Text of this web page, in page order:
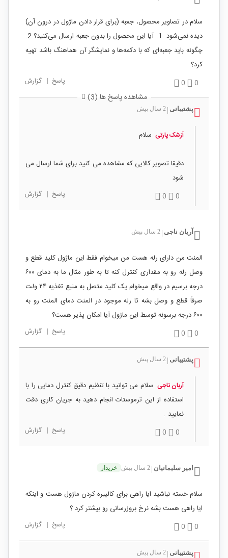
سلام در تصاویر محصول، جعبه (برای قرار دادن ماژول در درون آن)
دیده نمی‌شود. 1. آیا این محصول را بدون جعبه ارسال می‌کنید؟ 2.
چگونه باید جعبه‌ای که با دکمه‌ها و نمایشگر آن هماهنگ باشد تهیه
کرد؟
0
0 پاسخ | گزارش
مشاهده پاسخ ها (3)
پشتیبانی | 2 سال پیش
اَرَشک پارتی سلام
دقیقا تصویر کالایی که مشاهده می کنید برای شما ارسال می
شود
0
0 پاسخ | گزارش
آریان ناجی | 2 سال پیش
المنت من دارای رله هست من میخوام فقط این ماژول کلید قطع و
وصل رله رو به مقداری کنترل کنه تا به طور مثال ما به دمای ۶۰۰
درجه برسیم در واقع میخوام یک کلید متصل به منبع تغذیه ۲۴ ولت
صرفاً قطع و وصل بشه تا رله موجود در المنت دمای المنت رو به
۶۰۰ درجه برسونه توسط این ماژول آیا امکان پذیر هست؟
0
0 پاسخ | گزارش
پشتیبانی | 2 سال پیش
آریان ناجی سلام می توانید با تنظیم دقیق کنترل دمایی را با
استفاده از این ترموستات انجام دهید به جریان کاری دقت
نمایید .
0
0 پاسخ | گزارش
امیر سلیمانیان | 2 سال پیش خریدار
سلام خسته نباشید ایا راهی برای کالیبره کردن ماژول هست و اینکه
ایا راهی هست بشه نرخ بروزرسانی رو بیشتر کرد ؟
0
0 پاسخ | گزارش
پشتیبانی | 2 سال پیش